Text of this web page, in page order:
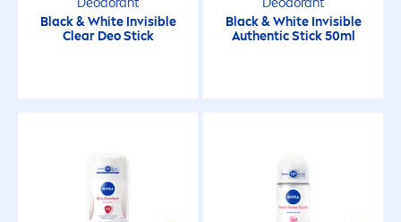
Alle Hauttypen
Deodorant
Black&WhiteInvisible
Clear Deo Stick
Deodorant
Black&WhiteInvisible
Authentic Stick 50ml